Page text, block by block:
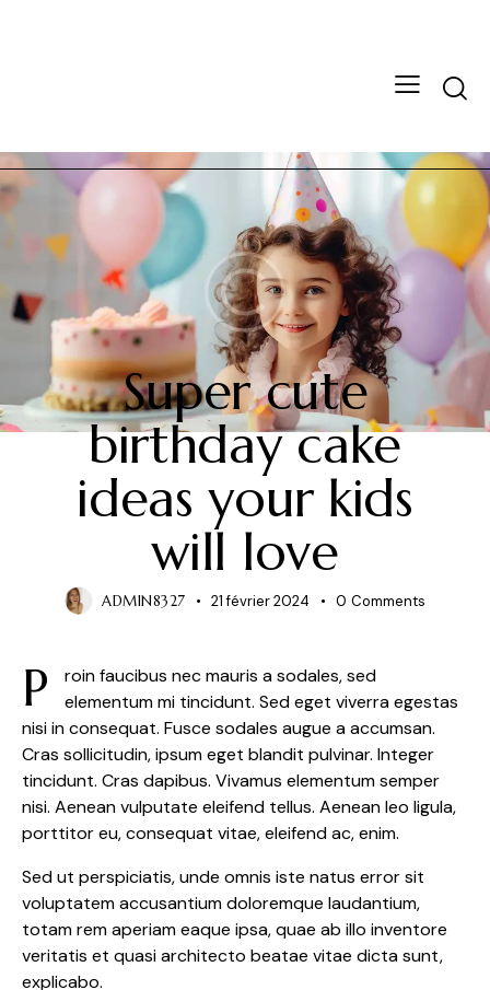
CHILDREN
Super cute
birthday cake
ideas your kids
will love
ADMIN8327 21 février 2024 0 Comments
P
roin faucibus nec mauris a sodales, sed
elementum mi tincidunt. Sed eget viverra egestas
nisi in consequat. Fusce sodales augue a accumsan.
Cras sollicitudin, ipsum eget blandit pulvinar. Integer
tincidunt. Cras dapibus. Vivamus elementum semper
nisi. Aenean vulputate eleifend tellus. Aenean leo ligula,
porttitor eu, consequat vitae, eleifend ac, enim.
Sed ut perspiciatis, unde omnis iste natus error sit
voluptatem accusantium doloremque laudantium,
totam rem aperiam eaque ipsa, quae ab illo inventore
veritatis et quasi architecto beatae vitae dicta sunt,
explicabo.